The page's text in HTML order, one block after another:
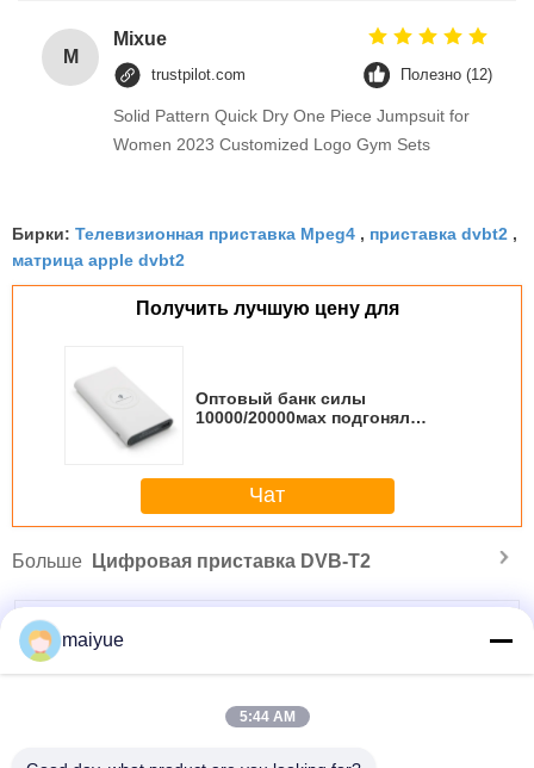
M
Mixue
trustpilot.com Полезно (12)
Solid Pattern Quick Dry One Piece Jumpsuit for
Women 2023 Customized Logo Gym Sets
Бирки: Телевизионная приставка Mpeg4 , приставка dvbt2 ,
матрица apple dvbt2
Получить лучшую цену для
Оптовый банк силы
10000/20000мах подгонял
Чат
Больше Цифровая приставка DVB-T2
maiyue
5:44 AM